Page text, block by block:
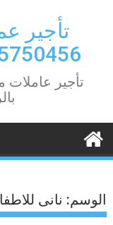
تأجير
0553751570
تأجير عاملات
الوسم: نانى